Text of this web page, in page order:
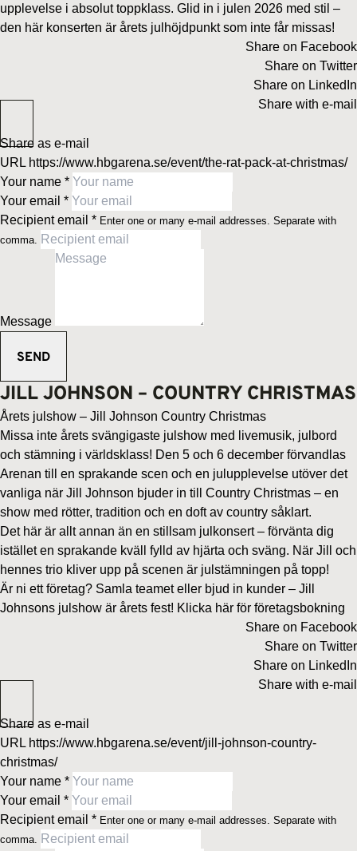
upplevelse i absolut toppklass. Glid in i julen 2026 med stil –
den här konserten är årets julhöjdpunkt som inte får missas!
Share on Facebook
Share on Twitter
Share on LinkedIn
Share with e-mail
Share as e-mail
URL https://www.hbgarena.se/event/the-rat-pack-at-christmas/
Your name *
Your email *
Recipient email * Enter one or many e-mail addresses. Separate with
comma.
Message
JILL JOHNSON – COUNTRY CHRISTMAS
Årets julshow – Jill Johnson Country Christmas
Missa inte årets svängigaste julshow med livemusik, julbord
och stämning i världsklass! Den 5 och 6 december förvandlas
Arenan till en sprakande scen och en julupplevelse utöver det
vanliga när Jill Johnson bjuder in till Country Christmas – en
show med rötter, tradition och en doft av country såklart.
Det här är allt annan än en stillsam julkonsert – förvänta dig
istället en sprakande kväll fylld av hjärta och sväng. När Jill och
hennes trio kliver upp på scenen är julstämningen på topp!
Är ni ett företag? Samla teamet eller bjud in kunder – Jill
Johnsons julshow är årets fest! Klicka här för företagsbokning
Share on Facebook
Share on Twitter
Share on LinkedIn
Share with e-mail
Share as e-mail
URL https://www.hbgarena.se/event/jill-johnson-country-
christmas/
Your name *
Your email *
Recipient email * Enter one or many e-mail addresses. Separate with
comma.